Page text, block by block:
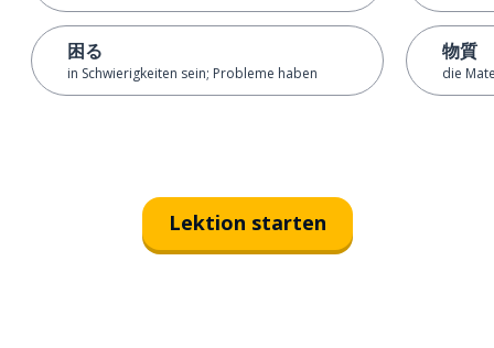
困る
in Schwierigkeiten sein; Probleme haben
物質
die
Lektion starten